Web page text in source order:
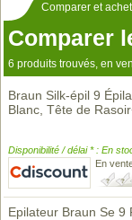
Comparer et
Comparer
6 produits trouvés, en
Braun Silk-épil 9
Blanc, Tête de
Disponibilité / délai * : En
En
Epilateur Braun Se 9